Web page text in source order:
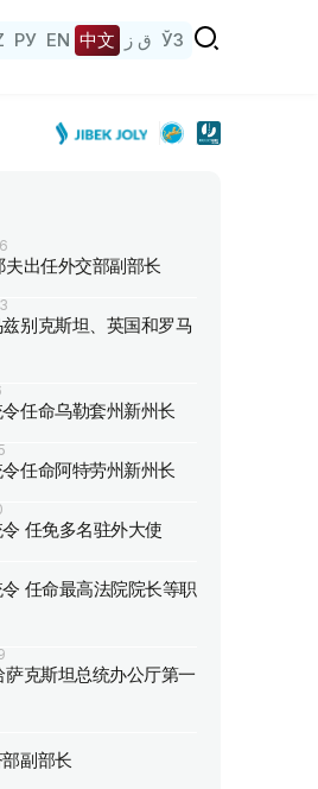
РУ EN 中文 ق ز ЎЗ
夫出任外交部副部长
别克斯坦、英国和罗马
任命乌勒套州新州长
任命阿特劳州新州长
任免多名驻外大使
任命最高法院院长等职
萨克斯坦总统办公厅第一
副部长